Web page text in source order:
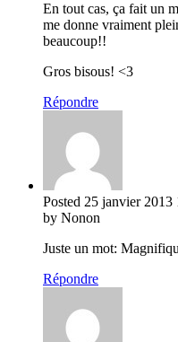
En tout cas, ça fait un
me donne vraiment
beaucoup!!
Gros bisous! <3
Répondre
Posted 25 janvier 2013
by Nonon
Juste un mot:
Répondre